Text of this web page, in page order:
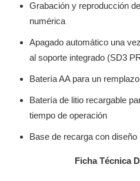
Grabación y reproducción
numérica
Apagado automático una
al soporte integrado (SD3
Batería AA para un
Batería de litio recargable
tiempo de operación
Base de recarga con diseño
Ficha Técnica